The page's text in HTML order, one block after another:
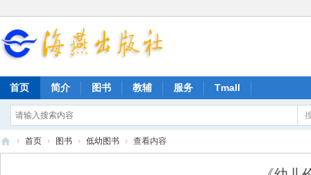
首页 简介 图书 教辅 服务 Tmall
› 首页 › 图书 › 低幼图书 › 查看内容